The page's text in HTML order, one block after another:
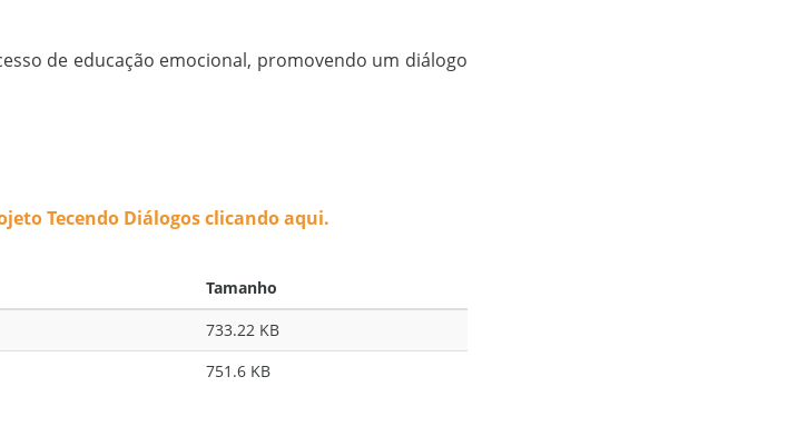
de educação emocional, promovendo um diálogo
Tecendo Diálogos clicando aqui.
Tamanho
733.22 KB
751.6 KB